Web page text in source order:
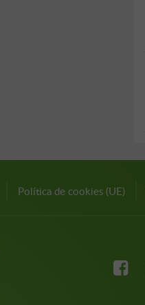
Política de cookies (UE)